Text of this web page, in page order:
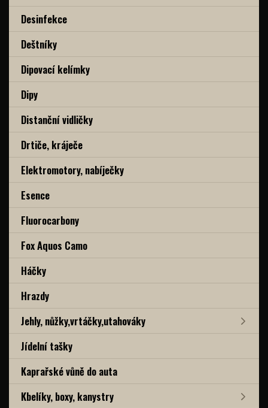
Desinfekce
Deštníky
Dipovací kelímky
Dipy
Distanční vidličky
Drtiče, kráječe
Elektromotory, nabíječky
Esence
Fluorocarbony
Fox Aquos Camo
Háčky
Hrazdy
Jehly, nůžky,vrtáčky,utahováky
Jídelní tašky
Kaprařské vůně do auta
Kbelíky, boxy, kanystry